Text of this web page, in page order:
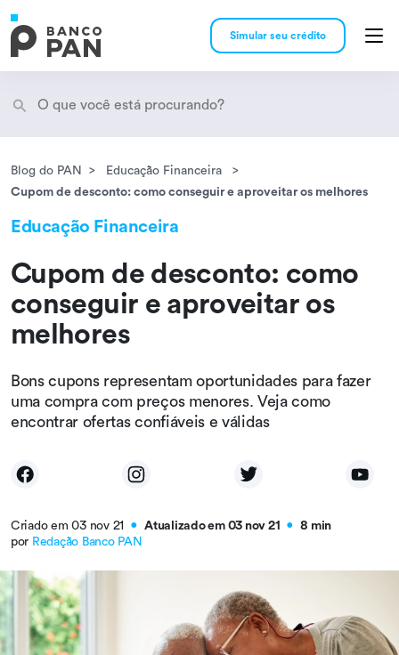
Simular seu crédito
Encontramos resultados
Blog do PAN
Educação Financeira
Cupom de desconto: como conseguir e aproveitar os melhores
Educação Financeira
Cupom de desconto: como
conseguir e aproveitar os
melhores
Bons cupons representam oportunidades para fazer
uma compra com preços menores. Veja como
encontrar ofertas confiáveis e válidas
Criado em 03 nov 21 ● Atualizado em 03 nov 21 ●
8 min
por Redação Banco PAN